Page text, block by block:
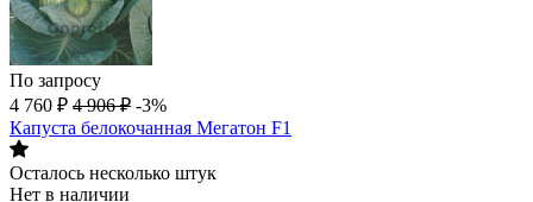
По запросу
4 760 ₽ 4 906 ₽ -3%
Капуста белокочанная Мегатон F1
Осталось несколько штук
Нет в наличии